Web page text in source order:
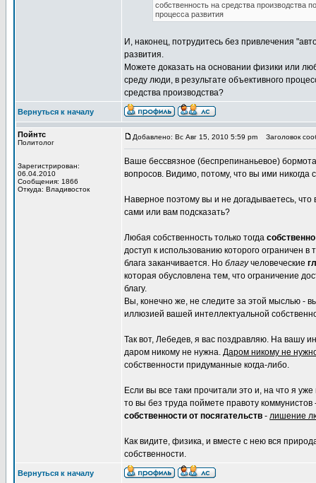
собственность на средства производства
процесса развития
И, наконец, потрудитесь без привлечения
развития.
Можете доказать на основании физики или
среду люди, в результате объективного
средства производства?
Вернуться к началу
Пойнтс
Политолог
Зарегистрирован:
06.04.2010
Сообщения: 1866
Откуда: Владивосток
Добавлено: Вс Авг 15, 2010 5:59 pm Заголовок
Ваше бессвязное (беспрепинаньевое)
вопросов. Видимо, потому, что вы ими никогда
Наверное поэтому вы и не догадываетесь,
сами или вам подсказать?
Любая собственность только тогда
доступ к использованию которого ограничен
блага заканчивается. Но благучеловеческие
которая обусловлена тем, что ограничение
благу.
Вы, конечно же, не следите за этой мыслью -
иллюзией вашей интеллектуальной
Так вот, Лебедев, я вас поздравляю. На вашу
даром никому не нужна. Даром никому не
собственности придуманные когда-либо.
Если вы все таки прочитали это и, на что я
то вы без труда поймете правоту
собственности от посягательств - лишение
Как видите, физика, и вместе с нею вся
собственности.
Вернуться к началу